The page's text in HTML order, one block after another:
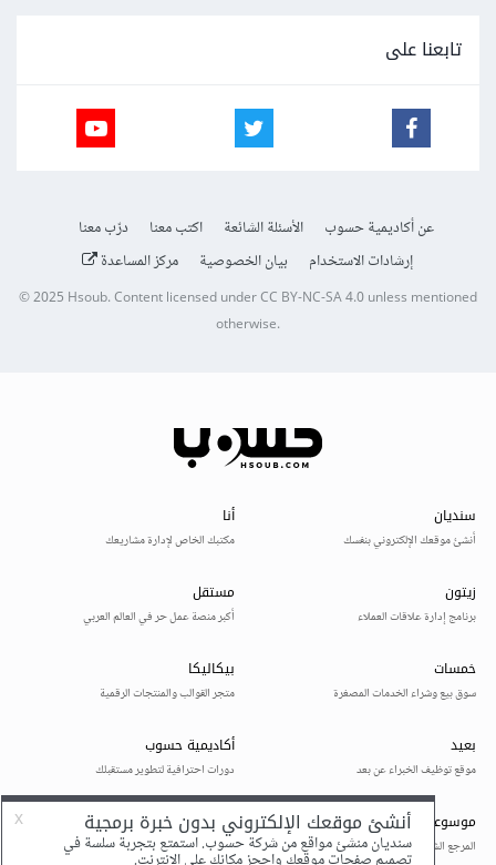
تابعنا على
عن أكاديمية حسوب الأسئلة الشائعة اكتب معنا
درّب معنا
إرشادات الاستخدام
بيان الخصوصية مركز المساعدة
© 2025Hsoub.Content licensed underCC BY-NC-SA 4.0unless mentioned
otherwise.